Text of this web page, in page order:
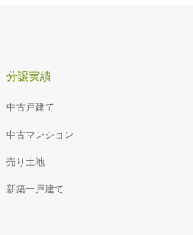
分譲実績
中古戸建て
中古マンション
売り土地
新築一戸建て